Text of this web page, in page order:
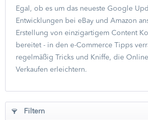
Egal, ob es um das neueste Google
Entwicklungen bei eBay und Amazon
Erstellung von einzigartigem Content
bereitet - in den e-Commerce Tipps
regelmäßig Tricks und Kniffe, die
Verkaufen erleichtern.
Filtern